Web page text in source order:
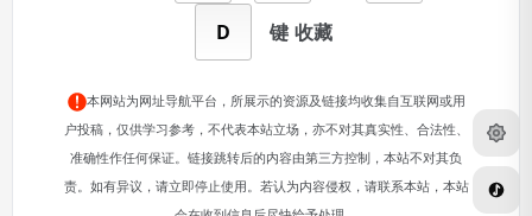
D 键 收藏
本网站为网址导航平台，所展示的资源及链接均收集自互联网或用
户投稿，仅供学习参考，不代表本站立场，亦不对其真实性、合法性、
准确性作任何保证。链接跳转后的内容由第三方控制，本站不对其负
责。如有异议，请立即停止使用。若认为内容侵权，请联系本站，本站